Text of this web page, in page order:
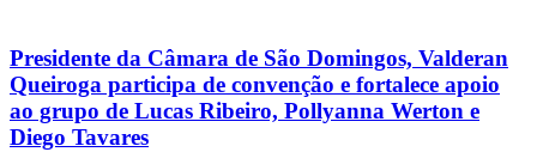
Presidente da Câmara de São Domingos, Valderan
Queiroga participa de convenção e fortalece apoio
ao grupo de Lucas Ribeiro, Pollyanna Werton e
Diego Tavares